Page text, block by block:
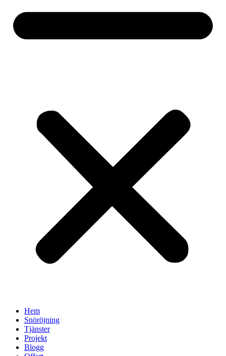
Hem
Snöröjning
Tjänster
Projekt
Blogg